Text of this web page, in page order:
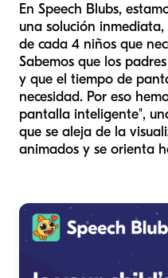
En Speech Blubs,
una solución
de cada 4 niños que
Sabemos que los
y que el tiempo de
necesidad. Por eso
pantalla inteligente",
que se aleja de la
animados y se orienta